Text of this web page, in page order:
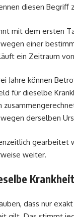
diesen Begriff
mit dem ersten
einer
ein Zeitraum von
Jahre können
für dieselbe
derselben
gearbeitet
weiter.
dass nur